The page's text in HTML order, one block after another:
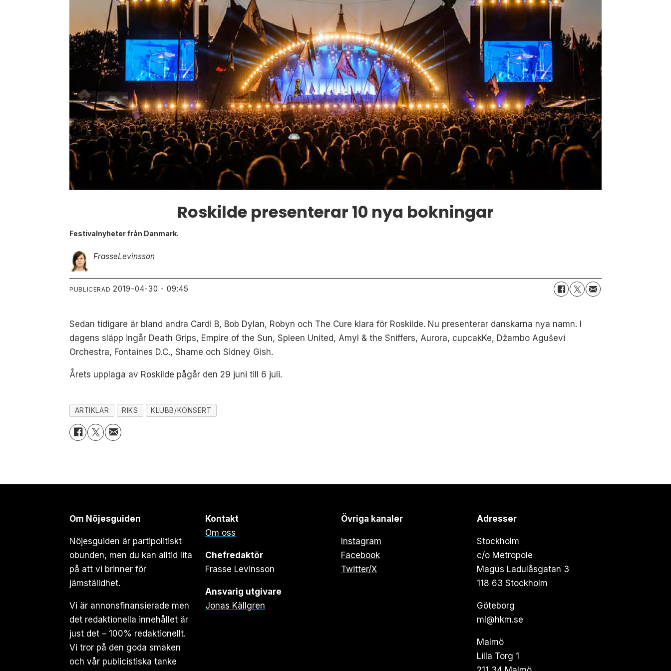
Roskilde presenterar 10 nya bokningar
Festivalnyheter från Danmark.
FrasseLevinsson
PUBLICERAD 2019-04-30 - 09:45
Sedan tidigare är bland andra Cardi B, Bob Dylan, Robyn och The Cure klara för Roskilde. Nu presenterar danskarna nya namn. I
dagens släpp ingår Death Grips, Empire of the Sun, Spleen United, Amyl & the Sniffers, Aurora, cupcakKe, Džambo Aguševi
Orchestra, Fontaines D.C., Shame och Sidney Gish.
Årets upplaga av Roskilde pågår den 29 juni till 6 juli.
ARTIKLAR RIKS KLUBB/KONSERT
Om Nöjesguiden
Nöjesguiden är partipolitiskt
obunden, men du kan alltid lita
på att vi brinner för
jämställdhet.
Vi är annonsfinansierade men
det redaktionella innehållet är
just det – 100% redaktionellt.
Vi tror på den goda smaken
och vår publicistiska tanke
Kontakt
Om oss
Chefredaktör
Frasse Levinsson
Ansvarig utgivare
Jonas Källgren
Övriga kanaler
Instagram
Facebook
Twitter/X
Adresser
Stockholm
c/o Metropole
Magus Ladulåsgatan 3
118 63 Stockholm
Göteborg
ml@hkm.se
Malmö
Lilla Torg 1